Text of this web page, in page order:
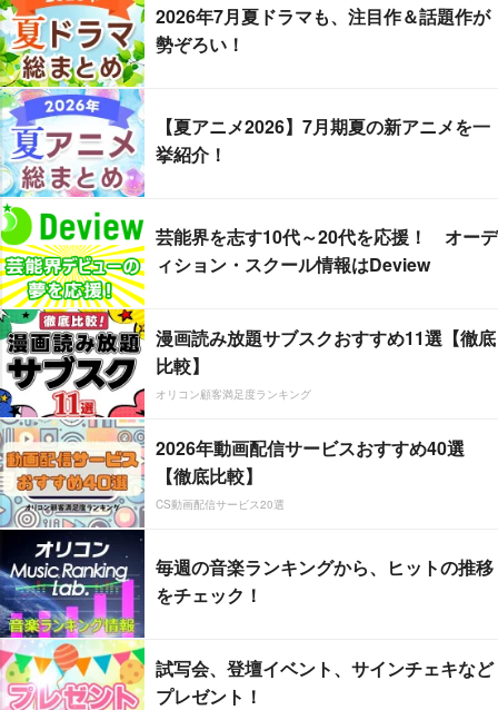
2026年7月夏ドラマも、注目作＆話題作が
勢ぞろい！
【夏アニメ2026】7月期夏の新アニメを一
挙紹介！
芸能界を志す10代～20代を応援！ オーデ
ィション・スクール情報はDeview
漫画読み放題サブスクおすすめ11選【徹底
比較】
オリコン顧客満足度ランキング
2026年動画配信サービスおすすめ40選
【徹底比較】
CS動画配信サービス20選
毎週の音楽ランキングから、ヒットの推移
をチェック！
試写会、登壇イベント、サインチェキなど
プレゼント！